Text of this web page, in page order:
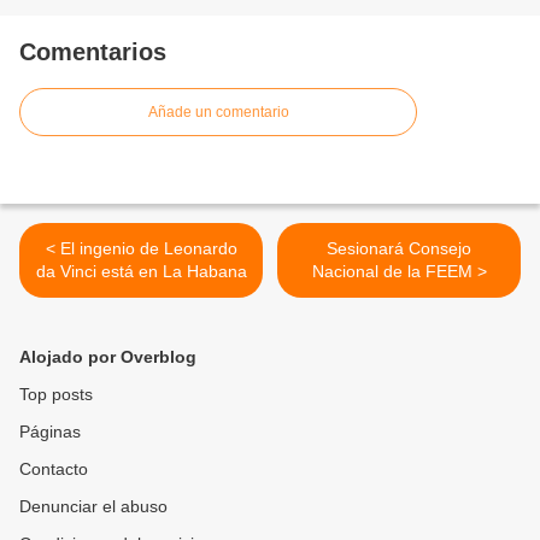
Comentarios
Añade un comentario
< El ingenio de Leonardo
da Vinci está en La Habana
Sesionará Consejo
Nacional de la FEEM >
Alojado por Overblog
Top posts
Páginas
Contacto
Denunciar el abuso